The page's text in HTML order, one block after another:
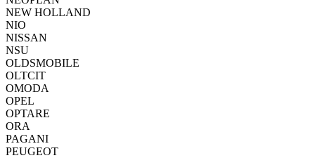
NEW HOLLAND
NIO
NISSAN
NSU
OLDSMOBILE
OLTCIT
OMODA
OPEL
OPTARE
ORA
PAGANI
PEUGEOT